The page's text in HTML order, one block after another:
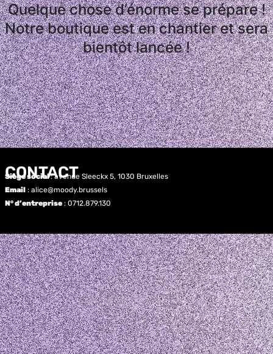
Quelque chose d’énorme se prépare !
Notre boutique est en chantier et sera
bientôt lancée !
CONTACT
Siège social: avenue Sleeckx 5, 1030 Bruxelles
Email : alice@moody.brussels
N° d’entreprise: 0712.879.130